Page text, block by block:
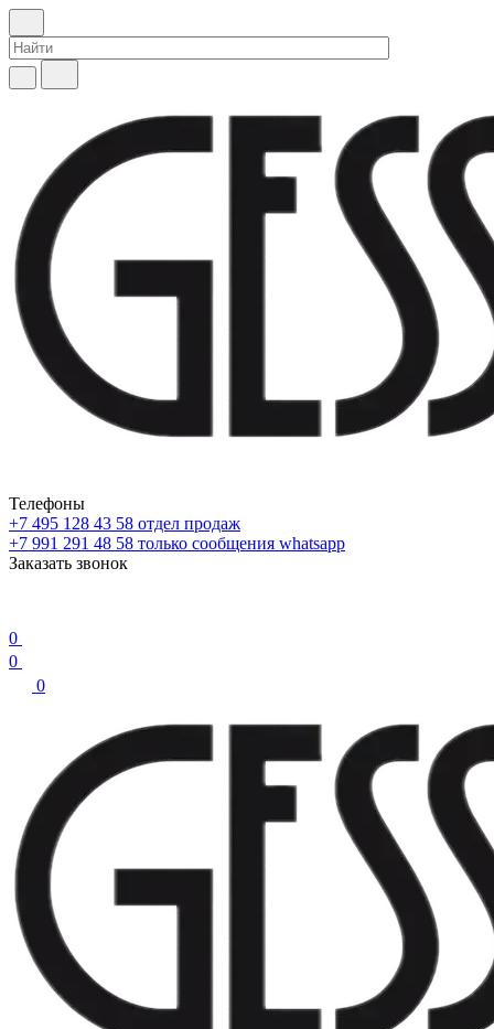
Телефоны
+7 495 128 43 58 отдел продаж
+7 991 291 48 58 только сообщения whatsapp
Заказать звонок
0
0
0